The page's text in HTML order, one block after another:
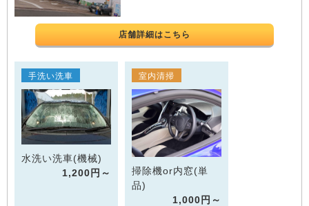
店舗詳細はこちら
手洗い洗車
水洗い洗車(機械)
1,200円～
室内清掃
掃除機or内窓(単
品)
1,000円～